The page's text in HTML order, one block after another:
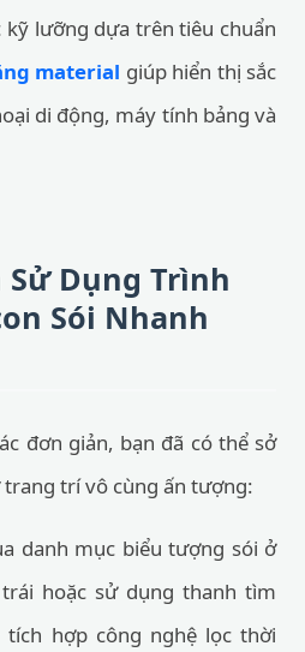
lưỡng dựa trên tiêu chuẩn
material giúp hiển thị sắc
di động, máy tính bảng và
Dụng Trình
Sói Nhanh
đơn giản, bạn đã có thể sở
trí vô cùng ấn tượng:
danh mục biểu tượng sói ở
hoặc sử dụng thanh tìm
hợp công nghệ lọc thời